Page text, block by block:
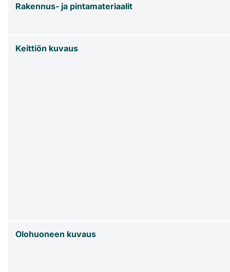
Rakennus- ja pintamateriaalit
Keittiön kuvaus
Olohuoneen kuvaus